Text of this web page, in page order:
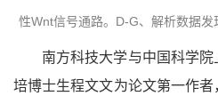
性Wnt信号通路。D-G、解析数据发
南方科技大学与中国科学
培博士生程文文为论文第一作